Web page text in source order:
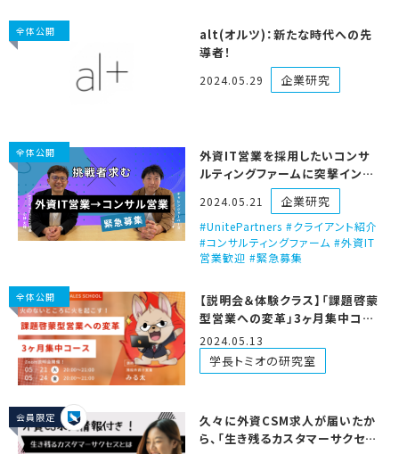
全体公開
alt(オルツ)：新たな時代への先
導者！
2024.05.29 企業研究
全体公開
外資IT営業を採用したいコンサ
ルティングファームに突撃インタ
ビュー！（Unite Partners）
2024.05.21 企業研究
UnitePartners #クライアント紹介
#コンサルティングファーム #外資IT
営業歓迎 #緊急募集
全体公開
【説明会＆体験クラス】「課題啓蒙
型営業への変革」3ヶ月集中コー
ス開講のお知らせ
2024.05.13
学長トミオの研究室
会員限定
久々に外資CSM求人が届いたか
ら、「生き残るカスタマーサクセ